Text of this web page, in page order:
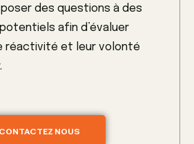
poser des questions à des
afin d’évaluer
réactivité et leur volonté
CONTACTEZ NOUS